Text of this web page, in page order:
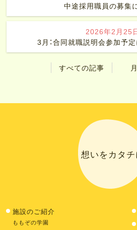
中途採用職員の募集
2026年2月25
3月：合同就職説明会参加予
すべての記事
想いをカタチ
施設のご紹介
ももぞの学園